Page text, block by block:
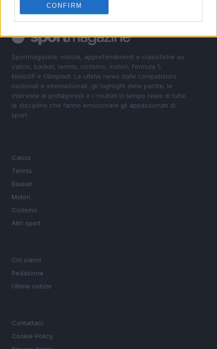
CONFIRM
Sportmagazine: notizie, approfondimenti e classifiche su
calcio, basket, tennis, ciclismo, motori, Formula 1,
MotoGP e Olimpiadi. Le ultime news dalle competizioni
nazionali e internazionali, gli highlight delle partite, le
interviste ai protagonisti e i risultati in tempo reale di tutte
le discipline che fanno emozionare gli appassionati di
sport.
Calcio
Tennis
Basket
Motori
Ciclismo
Altri sport
Chi siamo
Redazione
Ultime notizie
Contattaci
Cookie Policy